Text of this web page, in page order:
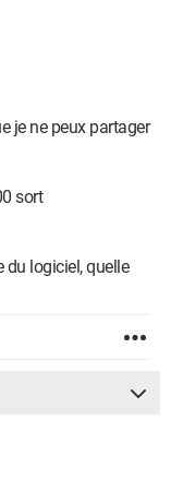
je ne peux partager
sort
du logiciel, quelle